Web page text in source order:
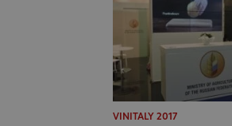
VINITALY 2017